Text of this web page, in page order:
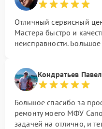
Отличный сервисный
Мастера быстро и
неисправности.
Кондратьев Павел
Большое спасибо за
ремонту моего МФУ
задачей на отлично, и